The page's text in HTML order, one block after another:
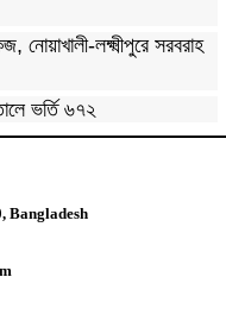
নোয়াখালী-লক্ষ্মীপুরে সরবরাহ
ভর্তি ৬৭২
জনবল তৈরির তাগিদ
Bangladesh